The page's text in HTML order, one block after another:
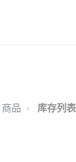
商品 库存列表